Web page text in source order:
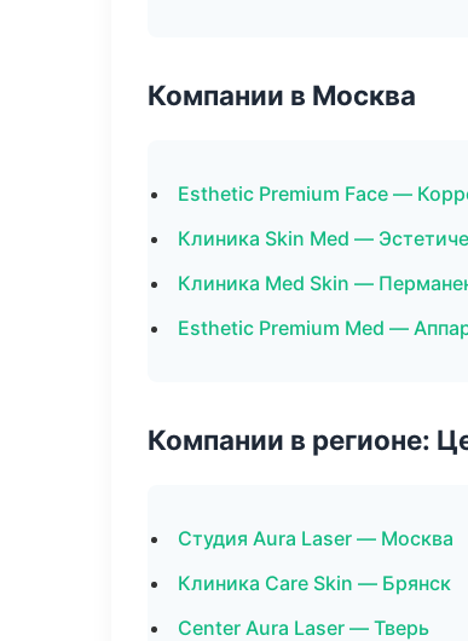
Компании в Москва
Esthetic Premium Face —
Клиника Skin Med —
Клиника Med Skin —
Esthetic Premium Med —
Компании в регионе:
Студия Aura Laser — Москва
Клиника Care Skin — Брянск
Center Aura Laser — Тверь